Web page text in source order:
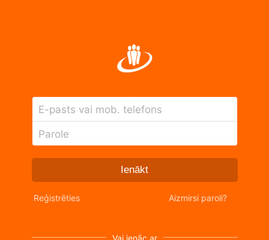
E-pasts vai mob. telefons
Parole
Ienākt
Reģistrēties Aizmirsi paroli?
Vai ienāc ar